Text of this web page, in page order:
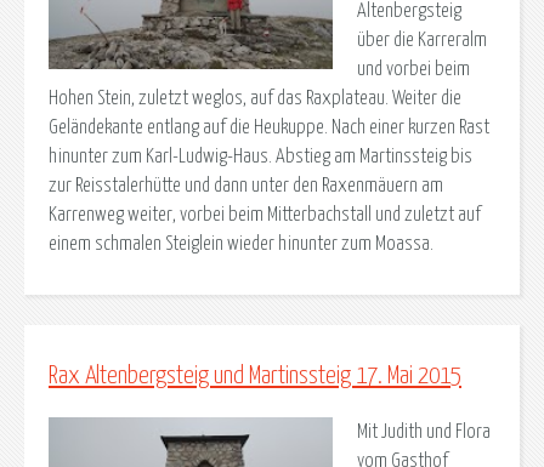
Altenbergsteig
über die Karreralm
und vorbei beim
Hohen Stein, zuletzt weglos, auf das Raxplateau. Weiter die
Geländekante entlang auf die Heukuppe. Nach einer kurzen Rast
hinunter zum Karl-Ludwig-Haus. Abstieg am Martinssteig bis
zur Reisstalerhütte und dann unter den Raxenmäuern am
Karrenweg weiter, vorbei beim Mitterbachstall und zuletzt auf
einem schmalen Steiglein wieder hinunter zum Moassa.
Rax Altenbergsteig und Martinssteig 17. Mai 2015
Mit Judith und Flora
vom Gasthof